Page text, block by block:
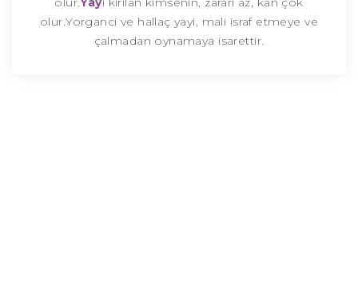
olur.Yorganci ve hallaç yayi, mali israf etmeye ve
çalmadan oynamaya isarettir.